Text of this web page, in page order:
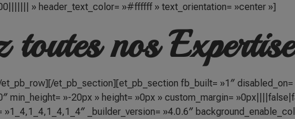
» header_text_color= »#ffffff » text_orientation= »center »]
toutes nos
et_pb_section][et_pb_section fb_built= »1″
min_height= »-20px » height= »0px » custom_margin=
_builder_version= »4.0.6″